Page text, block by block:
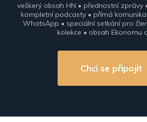
veškerý obsah HN • přednostní zprávy
kompletní podcasty • přímá
WhatsApp • speciální setkání pro
kolekce • obsah Ekonomu
Chci se připojit